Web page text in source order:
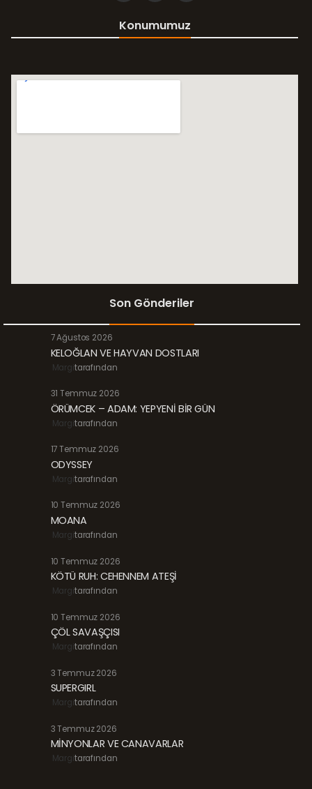
Konumumuz
Son Gönderiler
7 Ağustos 2026
KELOĞLAN VE HAYVAN DOSTLARI
Margitarafından
31 Temmuz 2026
ÖRÜMCEK – ADAM: YEPYENİ BİR GÜN
Margitarafından
17 Temmuz 2026
ODYSSEY
Margitarafından
10 Temmuz 2026
MOANA
Margitarafından
10 Temmuz 2026
KÖTÜ RUH: CEHENNEM ATEŞİ
Margitarafından
10 Temmuz 2026
ÇÖL SAVAŞÇISI
Margitarafından
3 Temmuz 2026
SUPERGIRL
Margitarafından
3 Temmuz 2026
MİNYONLAR VE CANAVARLAR
Margitarafından